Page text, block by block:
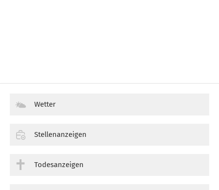
Wetter
Stellenanzeigen
Todesanzeigen